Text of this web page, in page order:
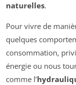
naturelles.
Pour vivre de
quelques
consommation,
énergie ou nous
comme l’